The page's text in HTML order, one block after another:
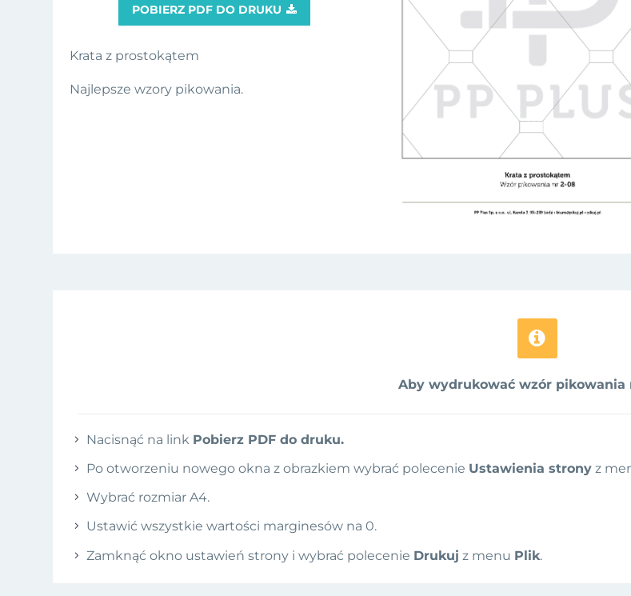
POBIERZ PDF DO DRUKU 
Krata z prostokątem
Najlepsze wzory pikowania.


Aby wydrukować wzór pikowania
Nacisnąć na link Pobierz PDF do druku.
Po otworzeniu nowego okna z obrazkiem wybrać polecenie Ustawienia strony z
Wybrać rozmiar A4.
Ustawić wszystkie wartości marginesów na 0.
Zamknąć okno ustawień strony i wybrać polecenie Drukuj z menu Plik.